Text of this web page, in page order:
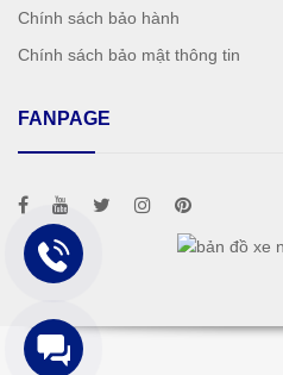
Chính sách bảo hành
Chính sách bảo mật thông tin
FANPAGE